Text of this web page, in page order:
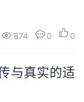
同关注的课题。近
取代传统编码，而
874 0 0
与真实的适